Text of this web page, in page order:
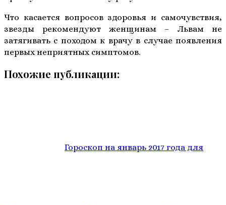
Что касается вопросов здоровья и самочувствия,
звезды рекомендуют женщинам – Львам не
затягивать с походом к врачу в случае появления
первых неприятных симптомов.
Похожие публикации:
Гороскоп на январь 2017 года для